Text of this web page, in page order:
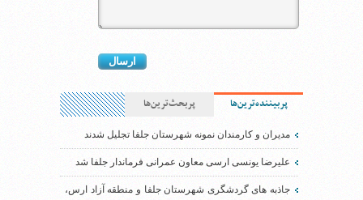
پربیننده‌ترین‌ها پربحث‌ترین‌ها
مدیران و کارمندان نمونه شهرستان جلفا تجلیل شدند
علیرضا یونسی ارسی معاون عمرانی فرماندار جلفا شد
جاذبه های گردشگری شهرستان جلفا و منطقه آزاد ارس،